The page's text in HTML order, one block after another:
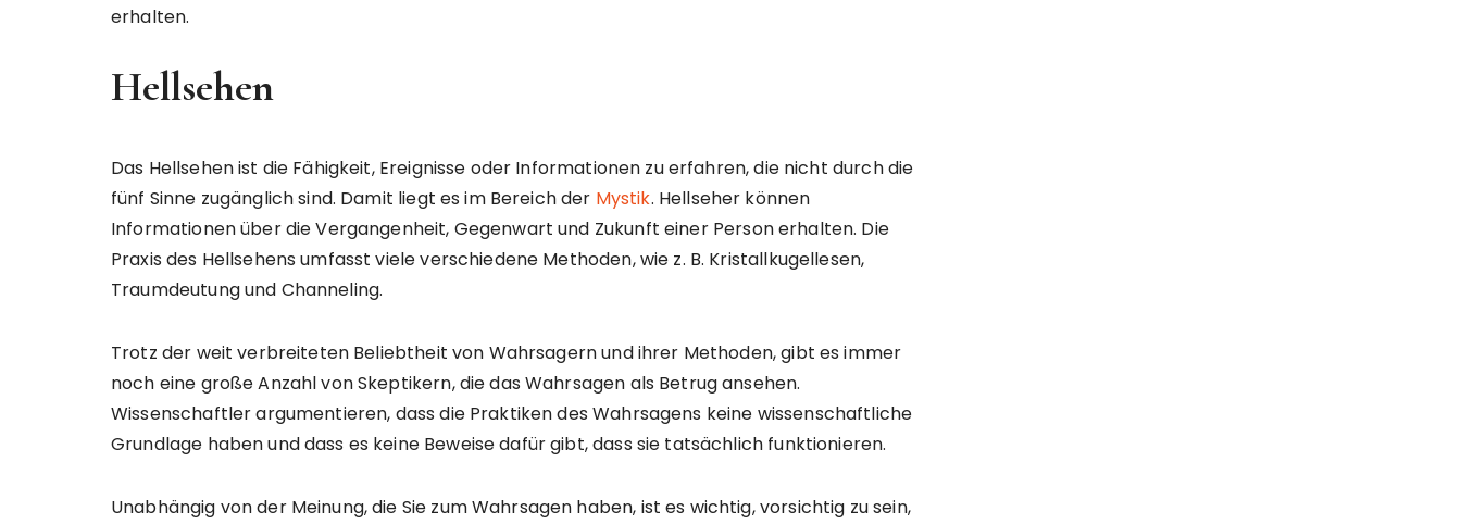
erhalten.
Hellsehen
Das Hellsehen ist die Fähigkeit, Ereignisse oder Informationen zu erfahren, die nicht durch die
fünf Sinne zugänglich sind. Damit liegt es im Bereich der Mystik. Hellseher können
Informationen über die Vergangenheit, Gegenwart und Zukunft einer Person erhalten. Die
Praxis des Hellsehens umfasst viele verschiedene Methoden, wie z. B. Kristallkugellesen,
Traumdeutung und Channeling.
Trotz der weit verbreiteten Beliebtheit von Wahrsagern und ihrer Methoden, gibt es immer
noch eine große Anzahl von Skeptikern, die das Wahrsagen als Betrug ansehen.
Wissenschaftler argumentieren, dass die Praktiken des Wahrsagens keine wissenschaftliche
Grundlage haben und dass es keine Beweise dafür gibt, dass sie tatsächlich funktionieren.
Unabhängig von der Meinung, die Sie zum Wahrsagen haben, ist es wichtig, vorsichtig zu sein,